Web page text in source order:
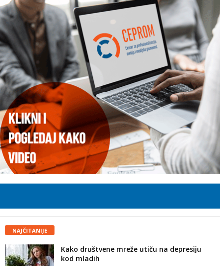
NAJČITANIJE
Kako društvene mreže utiču na depresiju
kod mladih